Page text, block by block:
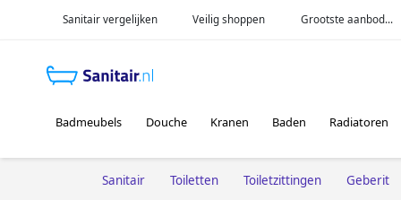
Sanitair vergelijken Veilig shoppen Grootste aanbod...
Badmeubels Douche Kranen Baden Radiatoren
Sanitair Toiletten Toiletzittingen Geberit